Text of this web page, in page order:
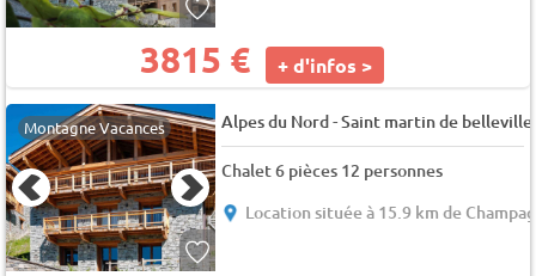
3815 € + d'infos >
Montagne Vacances Alpes du Nord-Saint martin de belleville
Chalet 6 pièces 12 personnes
Location située à 15.9 km de